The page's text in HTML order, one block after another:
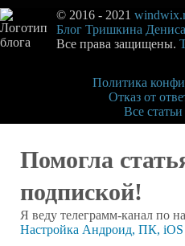
© 2016 - 2021
Блог Тришкина Дениса
Все права защищены.
Политика
Отказ от
Все статьи
Помогла
подпиской!
Я веду телеграмм-канал по
Настройка Андроид, ПК,